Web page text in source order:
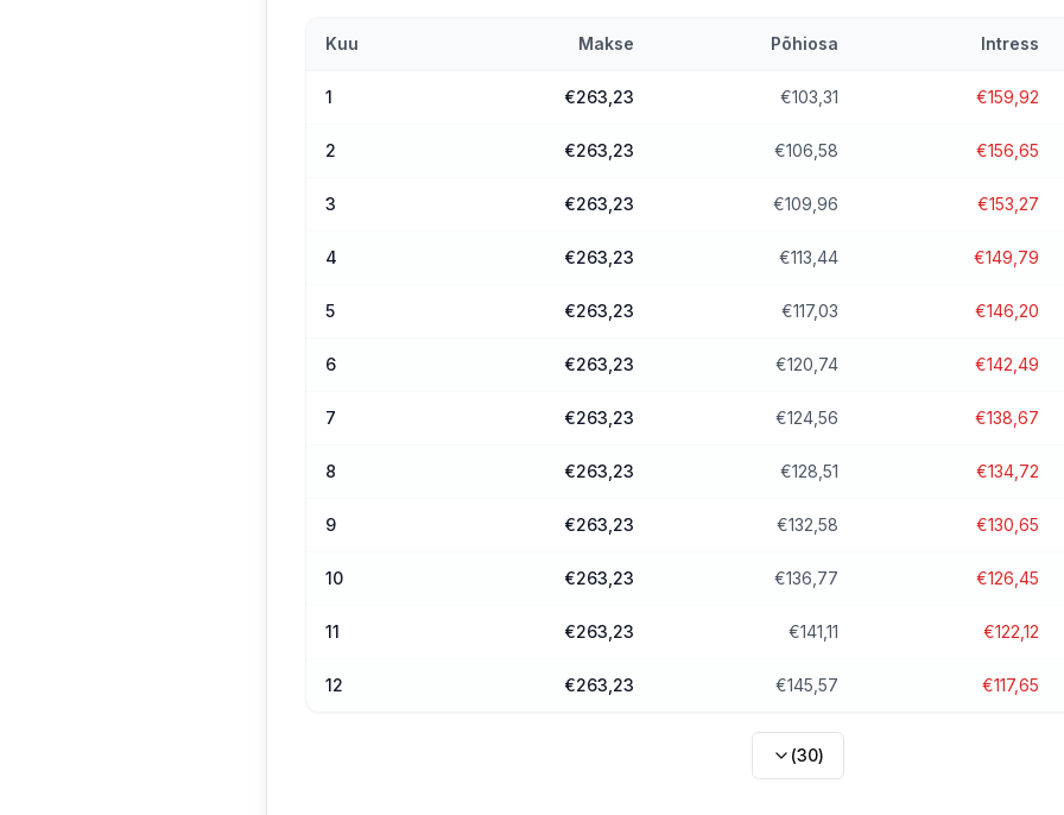
Kuu Makse Põhiosa Intress
1 €263,23 €103,31 €159,92
2 €263,23 €106,58 €156,65
3 €263,23 €109,96 €153,27
4 €263,23 €113,44 €149,79
5 €263,23 €117,03 €146,20
6 €263,23 €120,74 €142,49
7 €263,23 €124,56 €138,67
8 €263,23 €128,51 €134,72
9 €263,23 €132,58 €130,65
10 €263,23 €136,77 €126,45
11 €263,23 €141,11 €122,12
12 €263,23 €145,57 €117,65
(30)